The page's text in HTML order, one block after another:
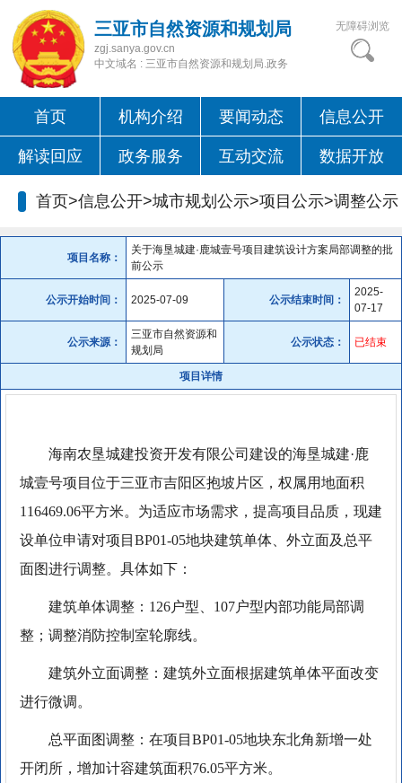
三亚市自然资源和规划局
zgj.sanya.gov.cn
中文域名 : 三亚市自然资源和规划局.政务
无障碍浏览
首页 机构介绍 要闻动态 信息公开
解读回应 政务服务 互动交流 数据开放
首页>信息公开>城市规划公示>项目公示>调整公示
项目名称：
关于海垦城建·鹿城壹号项目建筑设计方案局部调整的批
前公示
公示开始时间： 2025-07-09 公示结束时间：
2025-
07-17
公示来源：
三亚市自然资源和
规划局
公示状态： 已结束
项目详情
海南农垦城建投资开发有限公司建设的海垦城建·鹿
城壹号项目位于三亚市吉阳区抱坡片区，权属用地面积
116469.06平方米。为适应市场需求，提高项目品质，现建
设单位申请对项目BP01-05地块建筑单体、外立面及总平
面图进行调整。具体如下：
建筑单体调整：126户型、107户型内部功能局部调
整；调整消防控制室轮廓线。
建筑外立面调整：建筑外立面根据建筑单体平面改变
进行微调。
总平面图调整：在项目BP01-05地块东北角新增一处
开闭所，增加计容建筑面积76.05平方米。